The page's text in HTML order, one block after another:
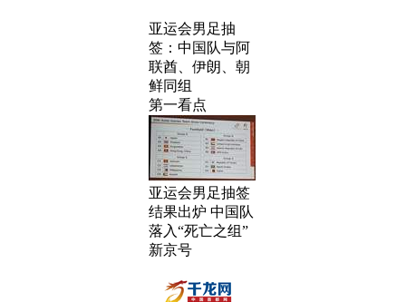
亚运会男足抽
签：中国队与阿
联酋、伊朗、朝
鲜同组
第一看点
亚运会男足抽签
结果出炉 中国队
落入“死亡之组”
新京号